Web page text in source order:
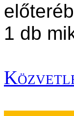
1 db